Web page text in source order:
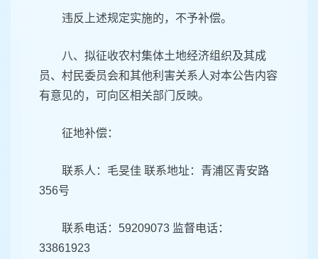
违反上述规定实施的，不予补偿。
八、拟征收农村集体土地经济组织及其成
员、村民委员会和其他利害关系人对本公告内容
有意见的，可向区相关部门反映。
征地补偿：
联系人：毛旻佳 联系地址：青浦区青安路
356号
联系电话：59209073 监督电话：
33861923